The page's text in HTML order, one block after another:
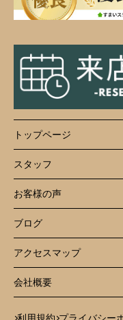
トップページ
スタッフ
お客様の声
ブログ
アクセスマップ
会社概要